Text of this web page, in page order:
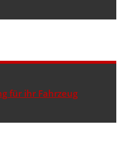
für ihr Fahrzeug